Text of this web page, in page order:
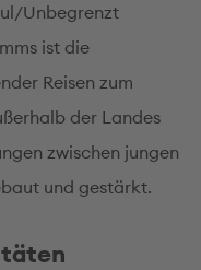
Unbegrenzt
ist die
Reisen zum
der Landes
zwischen jungen
und gestärkt.